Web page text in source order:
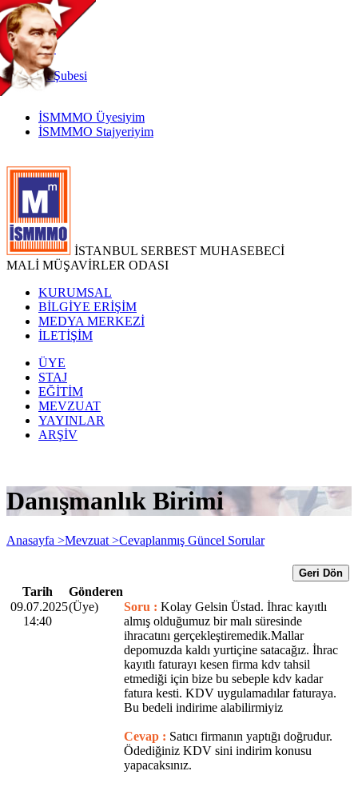
TR
|
EN
İnternetŞubesi
İSMMMO Üyesiyim
İSMMMO Stajyeriyim
İSTANBUL SERBEST MUHASEBECİ
MALİ MÜŞAVİRLER ODASI
KURUMSAL
BİLGİYE ERİŞİM
MEDYA MERKEZİ
İLETİŞİM
ÜYE
STAJ
EĞİTİM
MEVZUAT
YAYINLAR
ARŞİV
Danışmanlık Birimi
Anasayfa >Mevzuat >Cevaplanmış Güncel Sorular
Geri Dön
Tarih
Gönderen
09.07.2025
14:40
(Üye) Soru : Kolay Gelsin Üstad. İhrac kayıtlı
almış olduğumuz bir malı süresinde
ihracatını gerçekleştiremedik.Mallar
depomuzda kaldı yurtiçine satacağız. İhrac
kayıtlı faturayı kesen firma kdv tahsil
etmediği için bize bu sebeple kdv kadar
fatura kesti. KDV uygulamadılar faturaya.
Bu bedeli indirime alabilirmiyiz
Cevap : Satıcı firmanın yaptığı doğrudur.
Ödediğiniz KDV sini indirim konusu
yapacaksınız.